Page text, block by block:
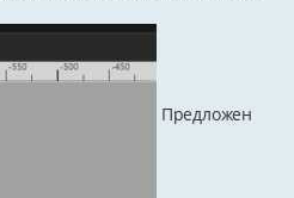
Предложен